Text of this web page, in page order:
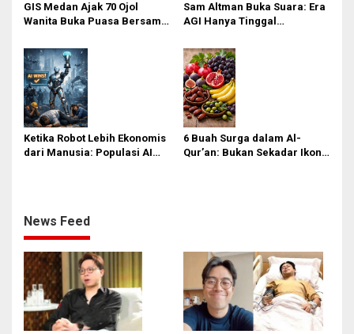
GIS Medan Ajak 70 Ojol
Wanita Buka Puasa Bersama,
Palestina
Sam Altman Buka Suara: Era
AGI Hanya Tinggal
Setara Dewa Akan Segera
Lahir
Ketika Robot Lebih Ekonomis
dari Manusia: Populasi AI
6 Buah Surga dalam Al-
Qur’an: Bukan Sekadar Ikon
News Feed